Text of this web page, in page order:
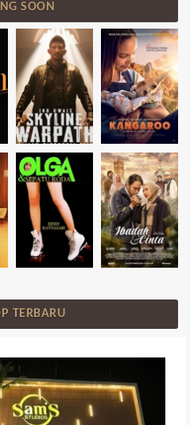
SOON
TERBARU